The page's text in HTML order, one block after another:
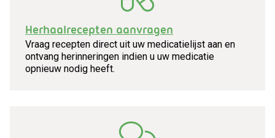
Herhaalrecepten aanvragen
Vraag recepten direct uit uw medicatielijst aan en
ontvang herinneringen indien u uw medicatie
opnieuw nodig heeft.